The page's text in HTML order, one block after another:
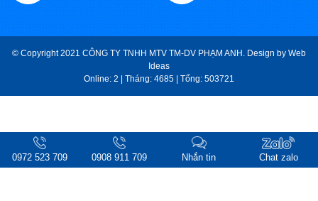
© Copyright 2021 CÔNG TY TNHH MTV TM-DV PHẠM ANH. Design by Web
Ideas
Online: 2 | Tháng: 4685 | Tổng: 503721
0972 523 709 0908 911 709 Nhắn tin Chat zalo